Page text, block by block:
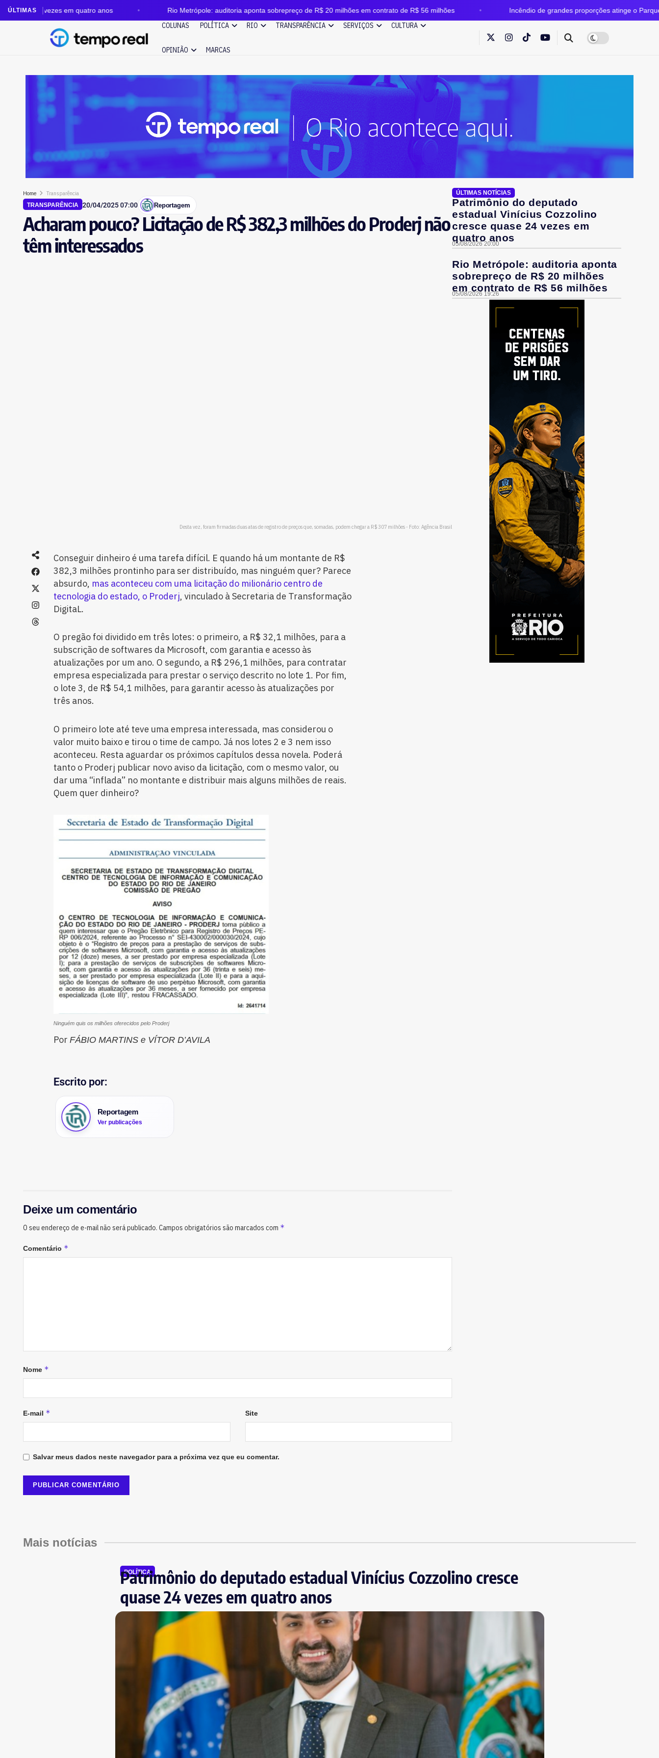
ÚLTIMAS
em quatro anos Rio Metrópole: auditoria aponta sobrepreço de R$ 20 milhões em contrato de R$ 56 milhões Incêndio de grandes proporções atinge o Parque Estadual do
COLUNAS POLÍTICA RIO TRANSPARÊNCIA SERVIÇOS CULTURA
OPINIÃO MARCAS
Home Transparência
TRANSPARÊNCIA 20/04/2025 07:00 Reportagem
Acharam pouco? Licitação de R$ 382,3 milhões do Proderj não
têm interessados
Desta vez, foram firmadas duas atas de registro de preços que, somadas, podem chegar a R$ 307 milhões - Foto: Agência Brasil
Conseguir dinheiro é uma tarefa difícil. E quando há um montante de R$
382,3 milhões prontinho para ser distribuído, mas ninguém quer? Parece
absurdo, mas aconteceu com uma licitação do milionário centro de
tecnologia do estado, o Proderj, vinculado à Secretaria de Transformação
DigitaL.
O pregão foi dividido em três lotes: o primeiro, a R$ 32,1 milhões, para a
subscrição de softwares da Microsoft, com garantia e acesso às
atualizações por um ano. O segundo, a R$ 296,1 milhões, para contratar
empresa especializada para prestar o serviço descrito no lote 1. Por fim,
o lote 3, de R$ 54,1 milhões, para garantir acesso às atualizações por
três anos.
O primeiro lote até teve uma empresa interessada, mas considerou o
valor muito baixo e tirou o time de campo. Já nos lotes 2 e 3 nem isso
aconteceu. Resta aguardar os próximos capítulos dessa novela. Poderá
tanto o Proderj publicar novo aviso da licitação, com o mesmo valor, ou
dar uma “inflada” no montante e distribuir mais alguns milhões de reais.
Quem quer dinheiro?
Ninguém quis os milhões oferecidos pelo Proderj
Por FÁBIO MARTINS e VÍTOR D’AVILA
Escrito por:
Reportagem
Ver publicações
ÚLTIMAS NOTÍCIAS
Patrimônio do deputado
estadual Vinícius Cozzolino
cresce quase 24 vezes em
quatro anos
05/08/2026 20:00
Rio Metrópole: auditoria aponta
sobrepreço de R$ 20 milhões
em contrato de R$ 56 milhões
05/08/2026 19:26
Deixe um comentário
O seu endereço de e-mail não será publicado. Campos obrigatórios são marcados com *
Comentário *
Nome *
E-mail * Site
Salvar meus dados neste navegador para a próxima vez que eu comentar.
Mais notícias
POLÍTICA
Patrimônio do deputado estadual Vinícius Cozzolino cresce
quase 24 vezes em quatro anos